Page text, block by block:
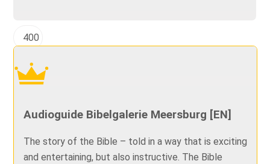
400
Audioguide Bibelgalerie Meersburg [EN]
The story of the Bible – told in a way that is exciting
and entertaining, but also instructive. The Bible